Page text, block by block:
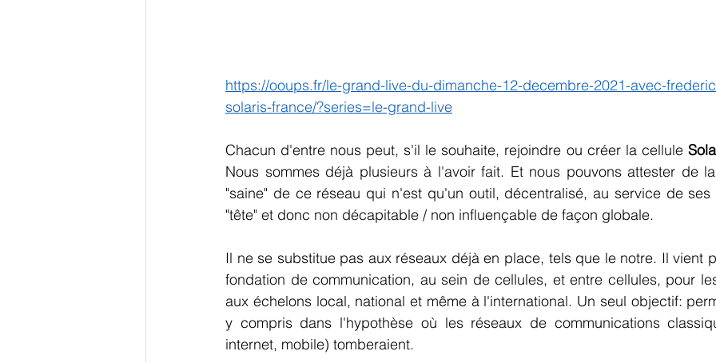
https://ooups.fr/le-grand-live-du-dimanche-12-decembre-2021-avec-
solaris-france/?series=le-grand-live
Chacun d'entre nous peut, s'il le souhaite, rejoindre ou créer la cellule
Nous sommes déjà plusieurs à l'avoir fait. Et nous pouvons attester de
"saine" de ce réseau qui n'est qu'un outil, décentralisé, au service de ses
"tête" et donc non décapitable / non influençable de façon globale.
Il ne se substitue pas aux réseaux déjà en place, tels que le notre. Il vient
fondation de communication, au sein de cellules, et entre cellules, pour
aux échelons local, national et même à l'international. Un seul objectif:
y compris dans l'hypothèse où les réseaux de communications
internet, mobile) tomberaient.